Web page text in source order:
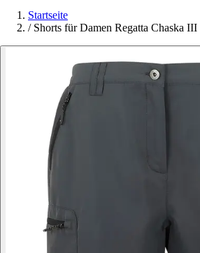
Startseite
/ Shorts für Damen Regatta Chaska III